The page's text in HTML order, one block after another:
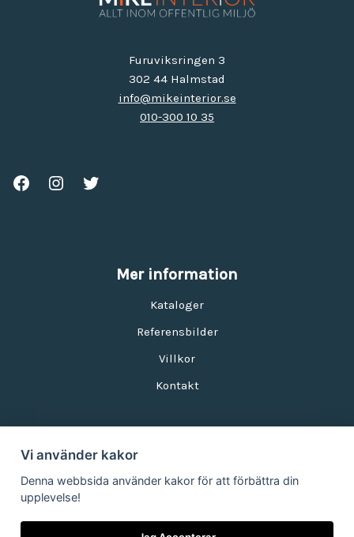
Furuviksringen 3
302 44 Halmstad
info@mikeinterior.se
010-300 10 35
Mer information
Kataloger
Referensbilder
Villkor
Kontakt
Vi använder kakor
Denna webbsida använder kakor för att förbättra din
upplevelse!